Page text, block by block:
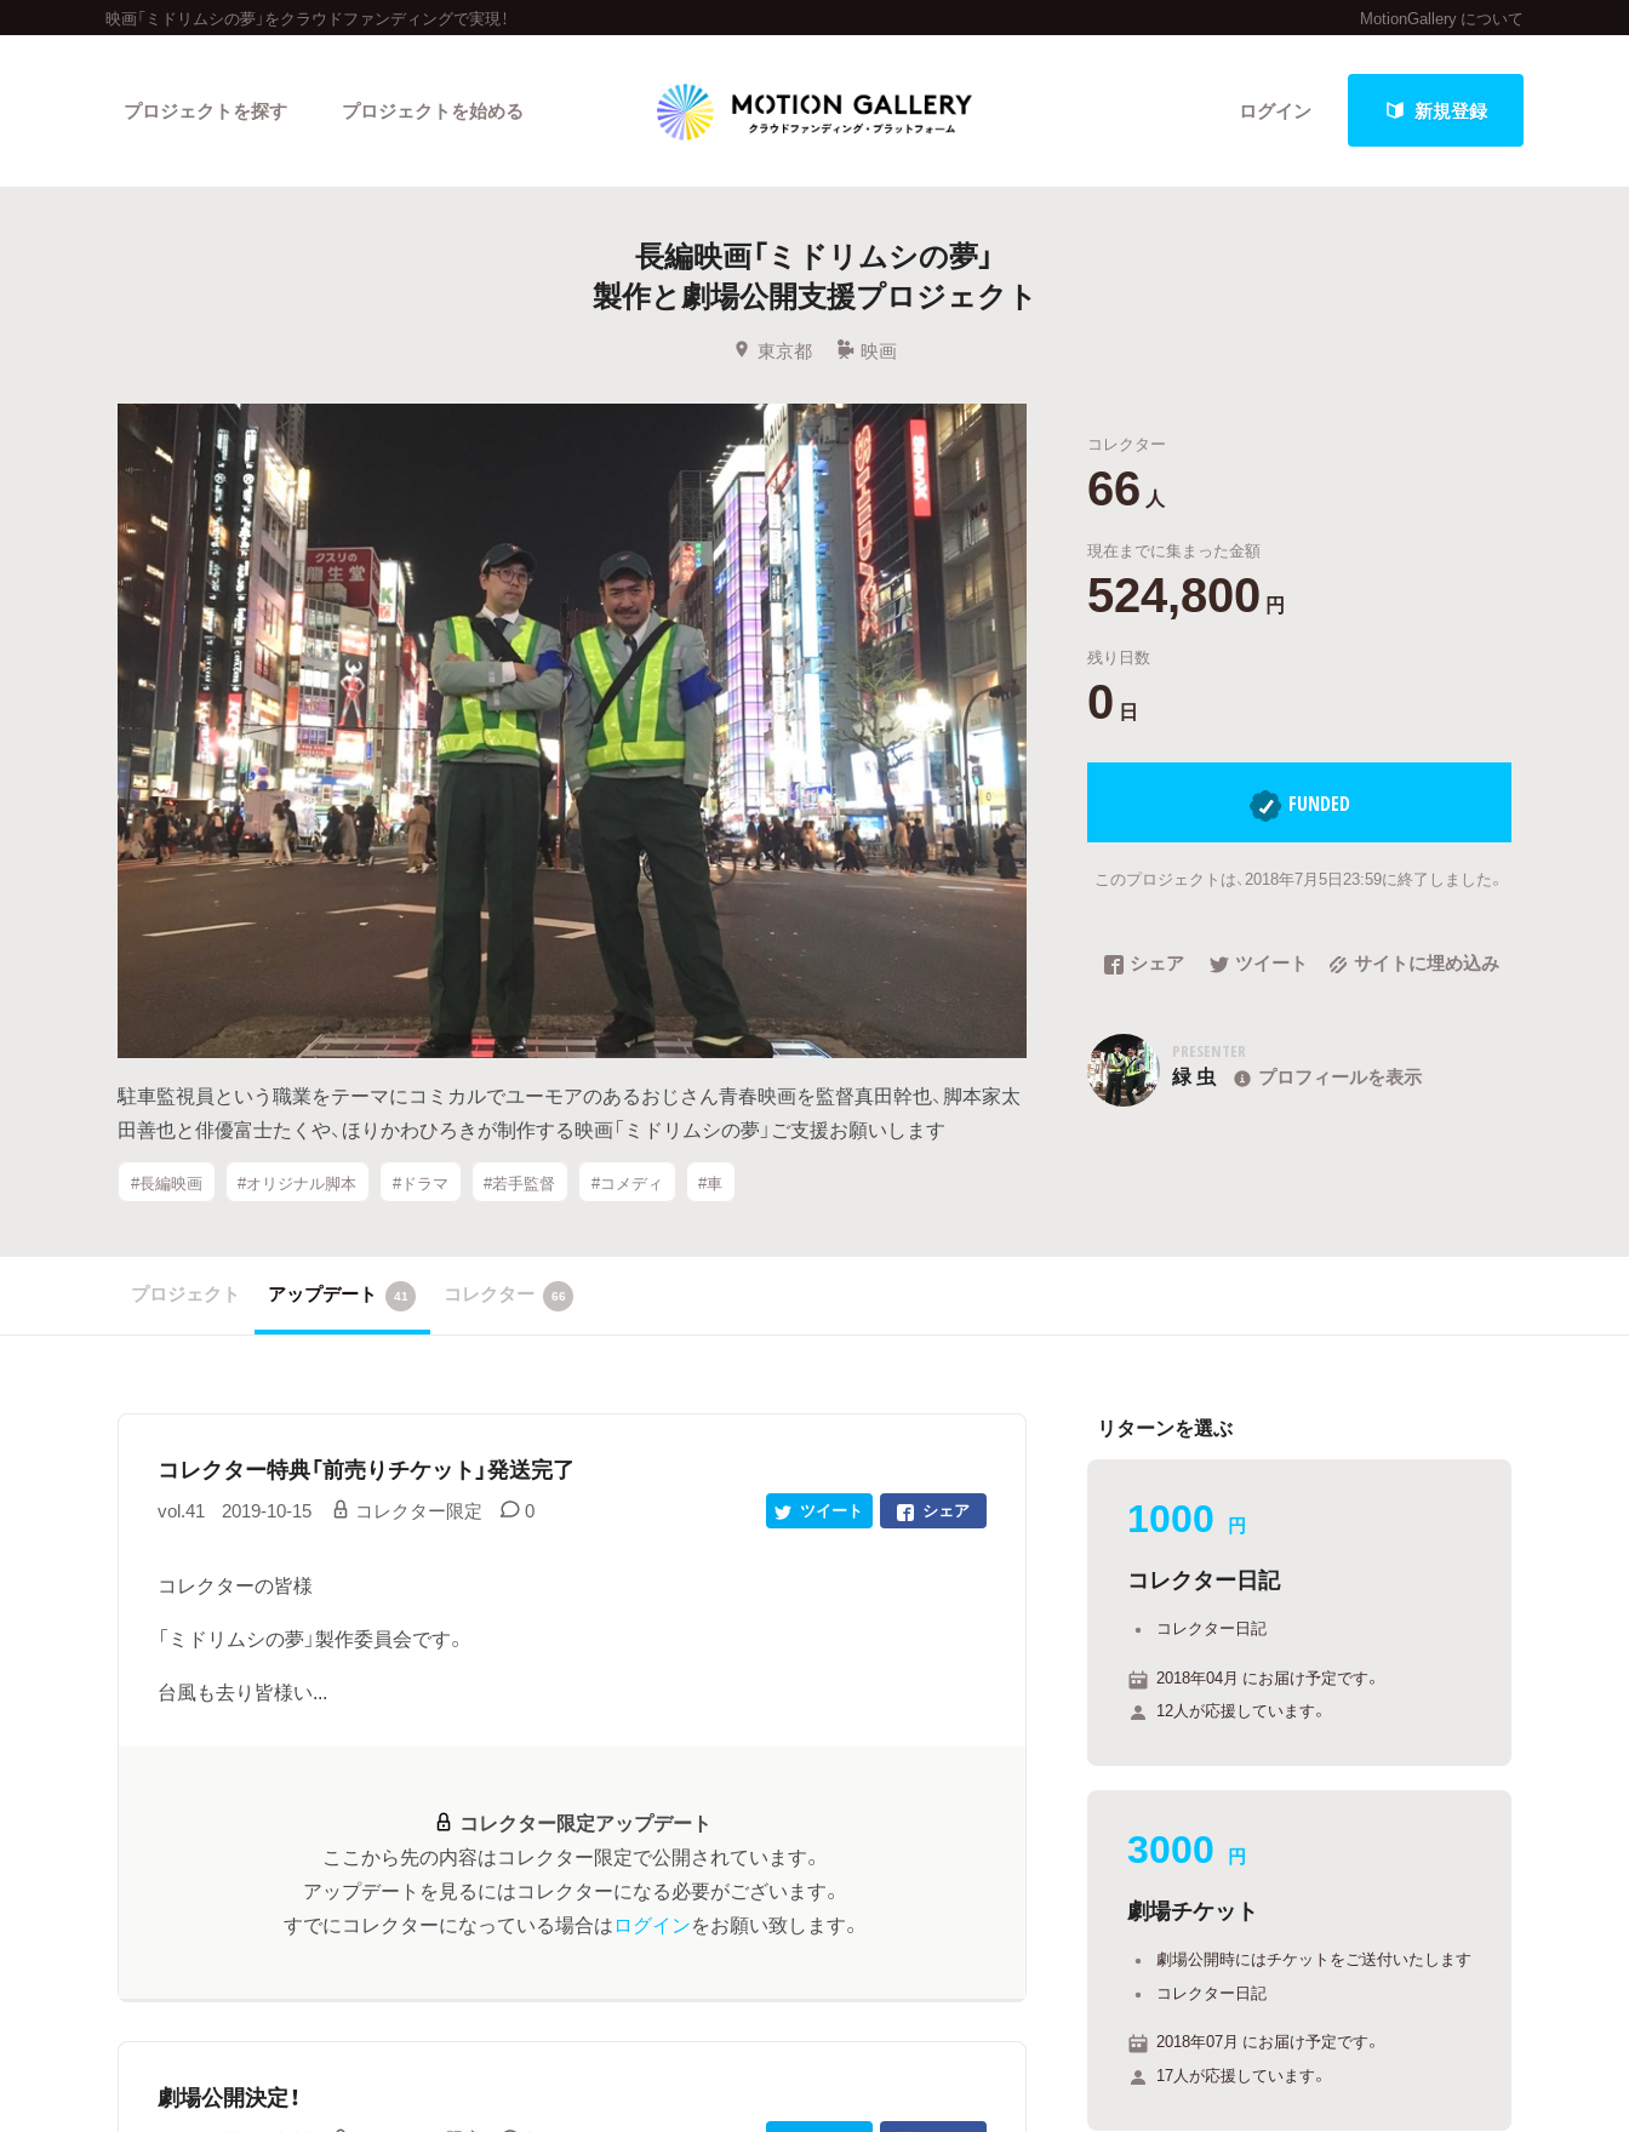
映画「ミドリムシの夢」をクラウドファンディングで実現！ MotionGallery について
ログイン 新規登録
プロジェクトを探す
人気のプロジェクト 新着プロジェクト 終了間近のプロジェクト
Feature
カテゴリーから探す タグから探す キュレーターから探す 特集から探す
Legendary
最新達成プロジェクト 調達額が大きいプロジェクト
プロジェクトを始める
長編映画「ミドリムシの夢」
製作と劇場公開支援プロジェクト
東京都 映画
駐車監視員という職業をテーマにコミカルでユーモアのあるおじさん青春映画を監督真田幹也、脚本家太
田善也と俳優富士たくや、ほりかわひろきが制作する映画「ミドリムシの夢」ご支援お願いします
#長編映画 #オリジナル脚本 #ドラマ #若手監督 #コメディ #車
コレクター
66 人
現在までに集まった金額
524,800 円
残り日数
0 日
FUNDED
このプロジェクトは、2018年7月5日23:59に終了しました。
シェア ツイート サイトに埋め込み
PRESENTER
緑 虫 プロフィールを表示
プロジェクト アップデート 41 コレクター 66
コレクター特典「前売りチケット」発送完了
vol.41 2019-10-15 コレクター限定 0 シェア
ツイート
コレクターの皆様
「ミドリムシの夢」製作委員会です。
台風も去り皆様い...
コレクター限定アップデート
ここから先の内容はコレクター限定で公開されています。
アップデートを見るにはコレクターになる必要がございます。
すでにコレクターになっている場合はログインをお願い致します。
劇場公開決定！
リターンを選ぶ
1000 円
コレクター日記
コレクター日記
2018年04月 にお届け予定です。
12人が応援しています。
3000 円
劇場チケット
劇場公開時にはチケットをご送付いたします
コレクター日記
2018年07月 にお届け予定です。
17人が応援しています。